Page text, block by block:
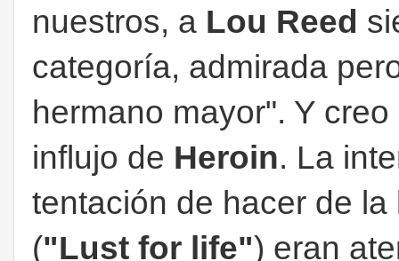
nuestros, a Lou Reed
categoría, admirada
hermano mayor". Y
influjo de Heroin. La
tentación de hacer de
("Lust for life") eran